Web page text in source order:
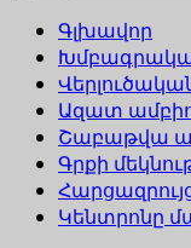
Գլխավոր
Ազատ
Շաբաթվա
Գրքի
Կենտրոնը